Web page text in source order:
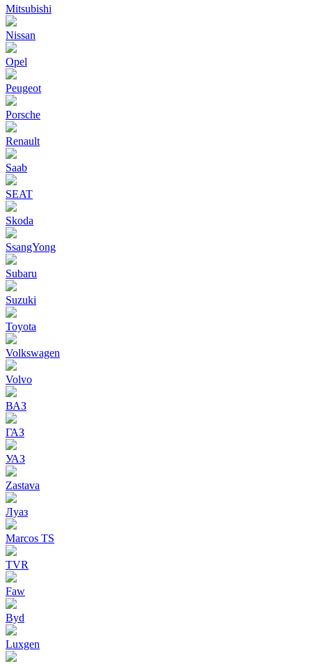
Mitsubishi
Nissan
Opel
Peugeot
Porsche
Renault
Saab
SEAT
Skoda
SsangYong
Subaru
Suzuki
Toyota
Volkswagen
Volvo
ВАЗ
ГАЗ
УАЗ
Zastava
Луаз
Marcos TS
TVR
Faw
Byd
Luxgen